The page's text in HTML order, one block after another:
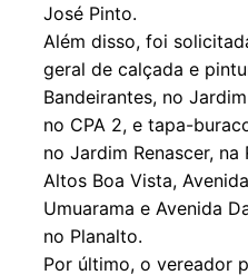
José Pinto.
Além disso, foi
geral de calçada e
Bandeirantes, no
no CPA 2, e tapa-
no Jardim Renascer,
Altos Boa Vista,
Umuarama e Avenida
no Planalto.
Por último, o vereador